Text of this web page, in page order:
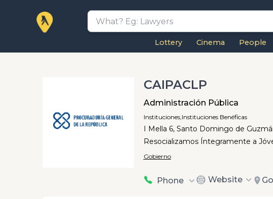
Lottery Cinema People
CAIPACLP
Administración Pública
Instituciones,Instituciones Benéficas
I Mella 6, Santo Domingo de
Resocializamos Íntegramente a
Gobierno
Phone Website